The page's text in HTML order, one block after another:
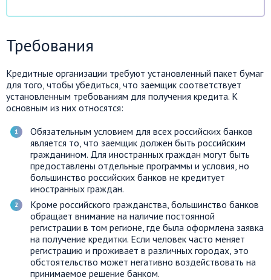
Требования
Кредитные организации требуют установленный пакет бумаг
для того, чтобы убедиться, что заемщик соответствует
установленным требованиям для получения кредита. К
основным из них относятся:
Обязательным условием для всех российских банков
является то, что заемщик должен быть российским
гражданином. Для иностранных граждан могут быть
предоставлены отдельные программы и условия, но
большинство российских банков не кредитует
иностранных граждан.
Кроме российского гражданства, большинство банков
обращает внимание на наличие постоянной
регистрации в том регионе, где была оформлена заявка
на получение кредитки. Если человек часто меняет
регистрацию и проживает в различных городах, это
обстоятельство может негативно воздействовать на
принимаемое решение банком.